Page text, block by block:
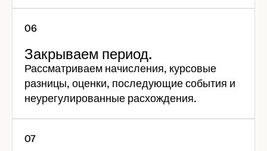
Закрываем период.
Рассматриваем начисления, курсовые
разницы, оценки, последующие события и
неурегулированные расхождения.